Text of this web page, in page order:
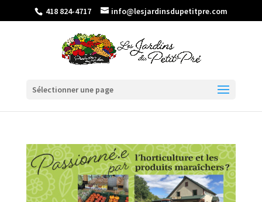
418 824-4717 info@lesjardinsdupetitpre.com
Sélectionner une page